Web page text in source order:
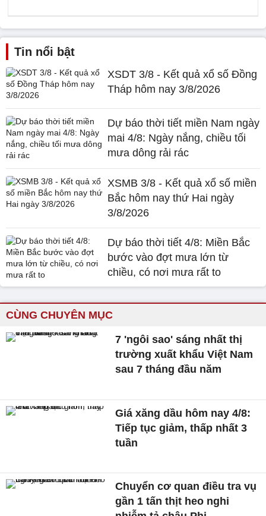
Tin nổi bật
XSDT 3/8 - Kết quả xổ số Đồng
Tháp hôm nay 3/8/2026
Dự báo thời tiết miền Nam ngày
mai 4/8: Ngày nắng, chiều tối
mưa dông rải rác
XSMB 3/8 - Kết quả xổ số miền
Bắc hôm nay thứ Hai ngày
3/8/2026
Dự báo thời tiết 4/8: Miền Bắc
bước vào đợt mưa lớn từ
chiều, có nơi mưa rất to
CÙNG CHUYÊN MỤC
7 'ngôi sao' sáng nhất thị
trường xuất khẩu Việt Nam
sau 7 tháng đầu năm
Giá xăng dầu hôm nay 4/8:
Tiếp tục giảm, thấp nhất 3
tuần
Chuyển cơ quan điều tra vụ
gần 1 tấn thịt heo nghi